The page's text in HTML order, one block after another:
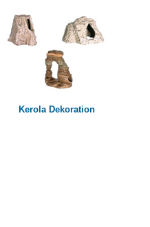
Kerola Dekoration